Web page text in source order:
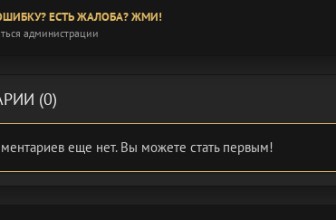
ЕСТЬ ЖАЛОБА? ЖМИ!
администрации
(0)
еще нет. Вы можете стать первым!